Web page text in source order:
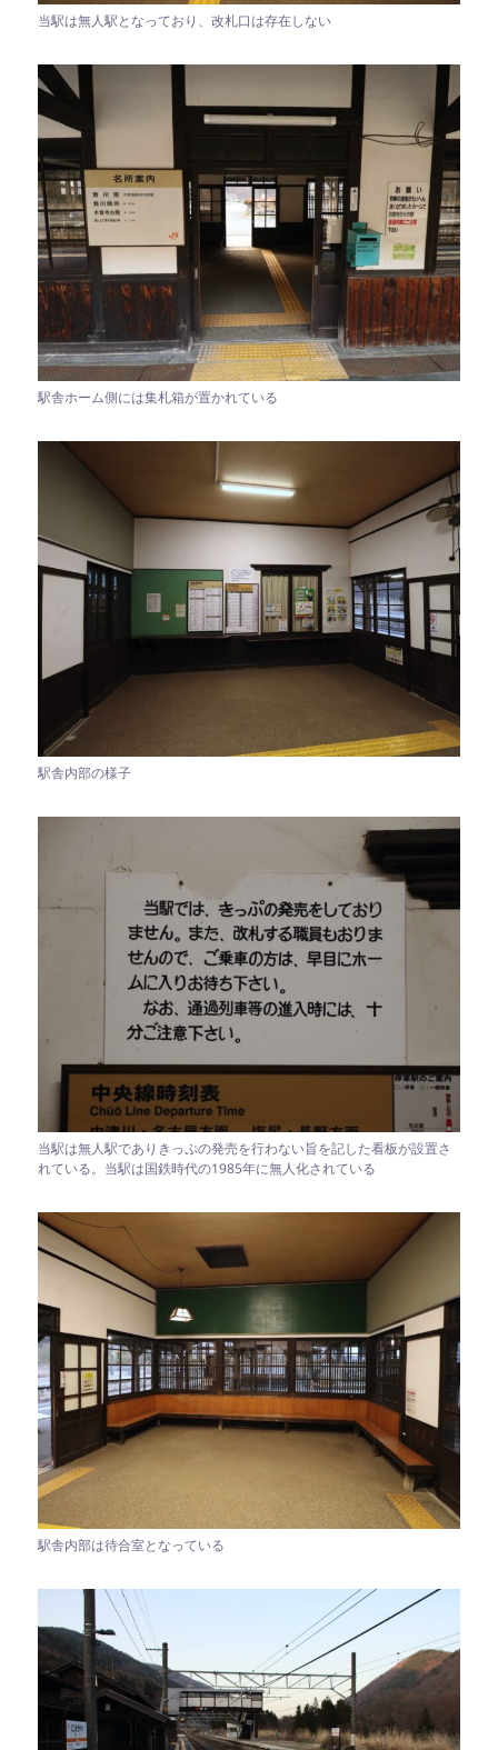
当駅は無人駅となっており、改札口は存在しない
駅舎ホーム側には集札箱が置かれている
駅舎内部の様子
当駅は無人駅でありきっぷの発売を行わない旨を記した看板が設置さ
れている。当駅は国鉄時代の1985年に無人化されている
駅舎内部は待合室となっている